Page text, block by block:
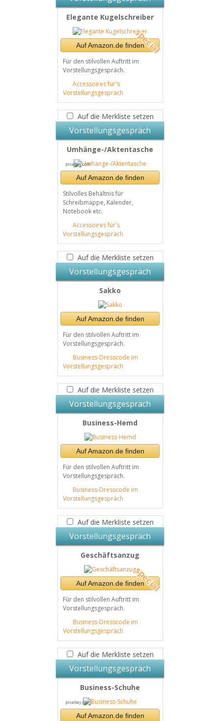
Elegante Kugelschreiber
Auf Amazon.de finden
Für den stilvollen Auftritt im
Vorstellungsgespräch.
Accessoires für's
Vorstellungsgespräch
Auf die Merkliste setzen
Vorstellungsgespräch
Umhänge-/Aktentasche
pixabay.com
Auf Amazon.de finden
Stilvolles Behältnis für
Schreibmappe, Kalender,
Notebook etc.
Accessoires für's
Vorstellungsgespräch
Auf die Merkliste setzen
Vorstellungsgespräch
Sakko
Auf Amazon.de finden
Für den stilvollen Auftritt im
Vorstellungsgespräch.
Business-Dresscode im
Vorstellungsgespräch
Auf die Merkliste setzen
Vorstellungsgespräch
Business-Hemd
Auf Amazon.de finden
Für den stilvollen Auftritt im
Vorstellungsgespräch.
Business-Dresscode im
Vorstellungsgespräch
Auf die Merkliste setzen
Vorstellungsgespräch
Geschäftsanzug
Auf Amazon.de finden
Für den stilvollen Auftritt im
Vorstellungsgespräch.
Business-Dresscode im
Vorstellungsgespräch
Auf die Merkliste setzen
Vorstellungsgespräch
Business-Schuhe
pixabay.com
Auf Amazon.de finden